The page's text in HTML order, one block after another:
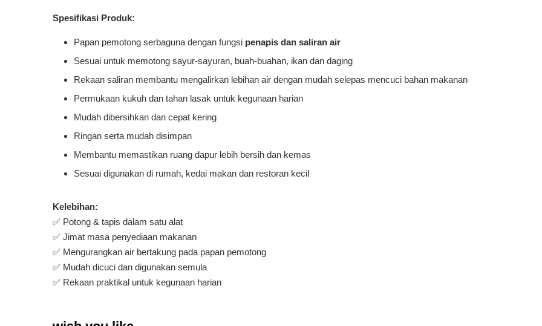
Spesifikasi Produk:
Papan pemotong serbaguna dengan fungsi penapis dan saliran air
Sesuai untuk memotong sayur-sayuran, buah-buahan, ikan dan daging
Rekaan saliran membantu mengalirkan lebihan air dengan mudah selepas mencuci bahan makanan
Permukaan kukuh dan tahan lasak untuk kegunaan harian
Mudah dibersihkan dan cepat kering
Ringan serta mudah disimpan
Membantu memastikan ruang dapur lebih bersih dan kemas
Sesuai digunakan di rumah, kedai makan dan restoran kecil
Kelebihan:
✅ Potong & tapis dalam satu alat
✅ Jimat masa penyediaan makanan
✅ Mengurangkan air bertakung pada papan pemotong
✅ Mudah dicuci dan digunakan semula
✅ Rekaan praktikal untuk kegunaan harian